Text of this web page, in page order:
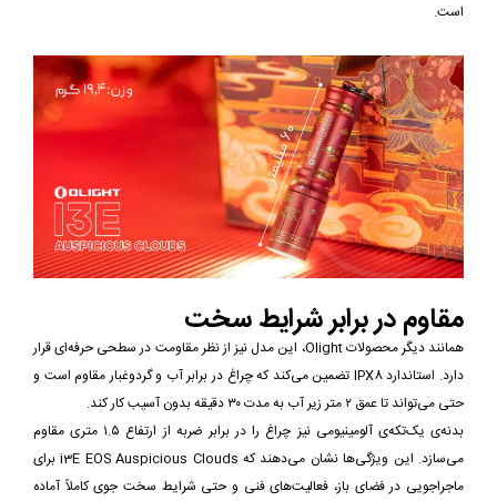
است.
مقاوم در برابر شرایط سخت
همانند دیگر محصولات Olight، این مدل نیز از نظر مقاومت در سطحی حرفه‌ای قرار
دارد. استاندارد IPX8 تضمین می‌کند که چراغ در برابر آب و گردوغبار مقاوم است و
حتی می‌تواند تا عمق ۲ متر زیر آب به مدت ۳۰ دقیقه بدون آسیب کار کند.
بدنه‌ی یک‌تکه‌ی آلومینیومی نیز چراغ را در برابر ضربه از ارتفاع ۱.۵ متری مقاوم
می‌سازد. این ویژگی‌ها نشان می‌دهند که i3E EOS Auspicious Clouds برای
ماجراجویی در فضای باز، فعالیت‌های فنی و حتی شرایط سخت جوی کاملاً آماده